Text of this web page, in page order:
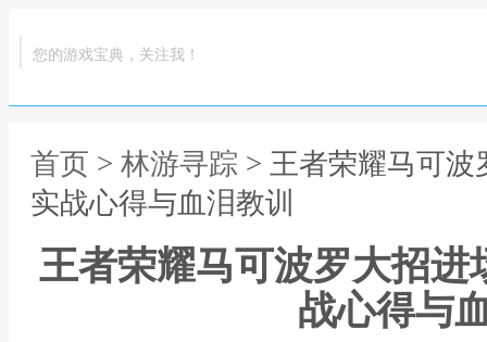
您的游戏宝典，关注我！
首页 > 林游寻踪 > 王者荣耀马可
实战心得与血泪教训
王者荣耀马可波罗大招进
战心得与